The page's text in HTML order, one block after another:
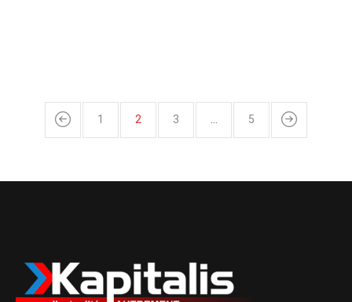
1 2 3 … 5